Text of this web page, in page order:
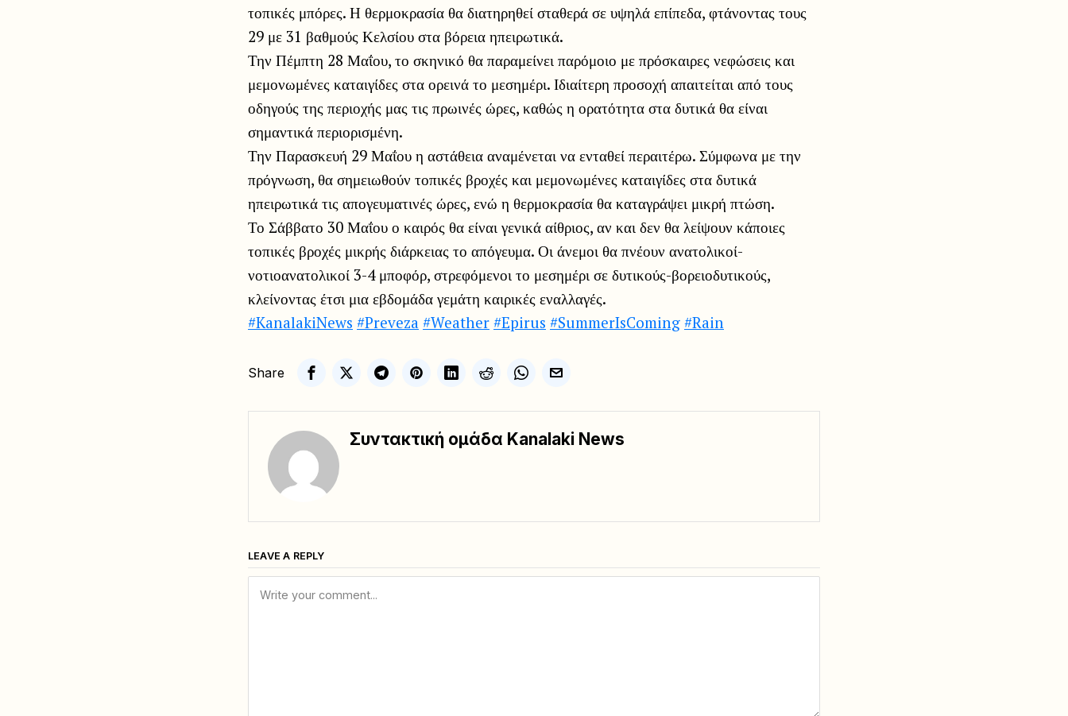
τοπικές μπόρες. Η θερμοκρασία θα διατηρηθεί σταθερά σε υψηλά επίπεδα, φτάνοντας τους
29 με 31 βαθμούς Κελσίου στα βόρεια ηπειρωτικά.
Την Πέμπτη 28 Μαΐου, το σκηνικό θα παραμείνει παρόμοιο με πρόσκαιρες νεφώσεις και
μεμονωμένες καταιγίδες στα ορεινά το μεσημέρι. Ιδιαίτερη προσοχή απαιτείται από τους
οδηγούς της περιοχής μας τις πρωινές ώρες, καθώς η ορατότητα στα δυτικά θα είναι
σημαντικά περιορισμένη.
Την Παρασκευή 29 Μαΐου η αστάθεια αναμένεται να ενταθεί περαιτέρω. Σύμφωνα με την
πρόγνωση, θα σημειωθούν τοπικές βροχές και μεμονωμένες καταιγίδες στα δυτικά
ηπειρωτικά τις απογευματινές ώρες, ενώ η θερμοκρασία θα καταγράψει μικρή πτώση.
Το Σάββατο 30 Μαΐου ο καιρός θα είναι γενικά αίθριος, αν και δεν θα λείψουν κάποιες
τοπικές βροχές μικρής διάρκειας το απόγευμα. Οι άνεμοι θα πνέουν ανατολικοί-
νοτιοανατολικοί 3-4 μποφόρ, στρεφόμενοι το μεσημέρι σε δυτικούς-βορειοδυτικούς,
κλείνοντας έτσι μια εβδομάδα γεμάτη καιρικές εναλλαγές.
#KanalakiNews #Preveza #Weather #Epirus #SummerIsComing #Rain
Share
Συντακτική ομάδα Kanalaki News
LEAVE A REPLY